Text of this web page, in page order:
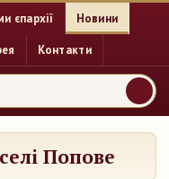
єпархії Новини
Контакти
Попове